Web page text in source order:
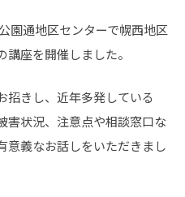
園通地区センターで幌西地区
座を開催しました。
招きし、近年多発している
害状況、注意点や相談窓口な
意義なお話しをいただきまし